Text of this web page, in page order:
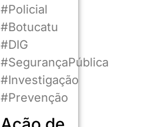
#Policial
#Botucatu
#DIG
#SegurançaPública
#Investigação
#Prevenção